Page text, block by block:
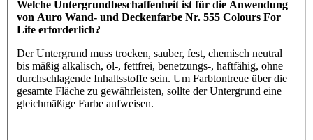
Welche Untergrundbeschaffenheit ist für die Anwendung
von Auro Wand- und Deckenfarbe Nr. 555 Colours For
Life erforderlich?
Der Untergrund muss trocken, sauber, fest, chemisch neutral
bis mäßig alkalisch, öl-, fettfrei, benetzungs-, haftfähig, ohne
durchschlagende Inhaltsstoffe sein. Um Farbtontreue über die
gesamte Fläche zu gewährleisten, sollte der Untergrund eine
gleichmäßige Farbe aufweisen.